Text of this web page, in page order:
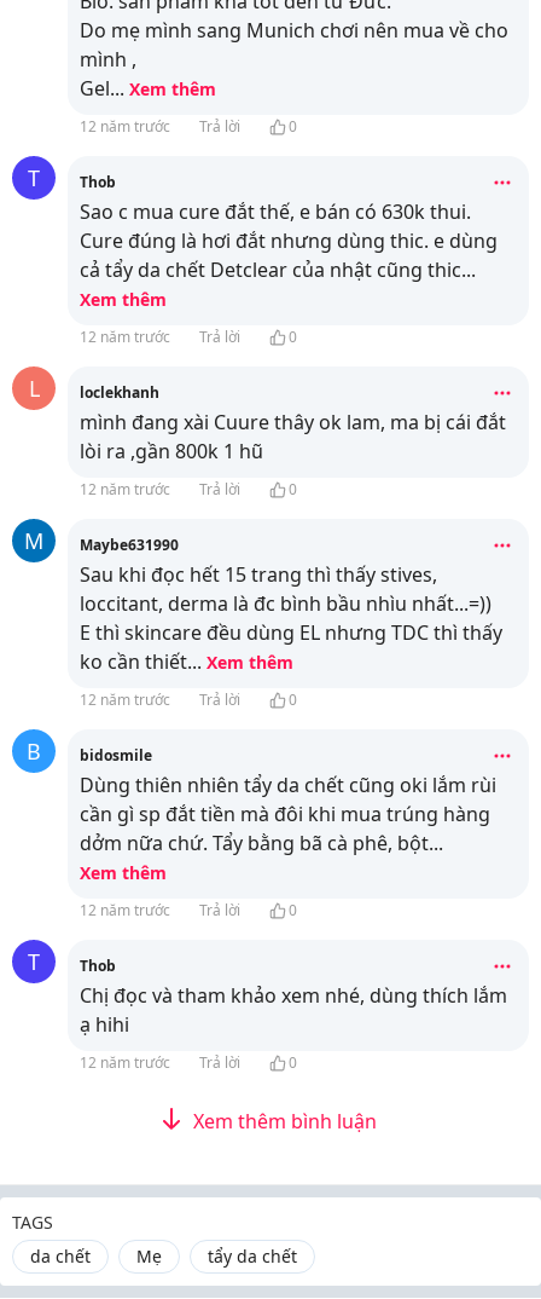
Do mẹ mình sang Munich chơi nên mua về cho
mình ,
Gel... Xem thêm
12 năm trước Trả lời 0
T Thob
Sao c mua cure đắt thế, e bán có 630k thui.
Cure đúng là hơi đắt nhưng dùng thic. e dùng
cả tẩy da chết Detclear của nhật cũng thic...
Xem thêm
12 năm trước Trả lời 0
L loclekhanh
mình đang xài Cuure thây ok lam, ma bị cái đắt
lòi ra ,gần 800k 1 hũ
12 năm trước Trả lời 0
M Maybe631990
Sau khi đọc hết 15 trang thì thấy stives,
loccitant, derma là đc bình bầu nhìu nhất...=))
E thì skincare đều dùng EL nhưng TDC thì thấy
ko cần thiết... Xem thêm
12 năm trước Trả lời 0
B bidosmile
Dùng thiên nhiên tẩy da chết cũng oki lắm rùi
cần gì sp đắt tiền mà đôi khi mua trúng hàng
dởm nữa chứ. Tẩy bằng bã cà phê, bột...
Xem thêm
12 năm trước Trả lời 0
T Thob
Chị đọc và tham khảo xem nhé, dùng thích lắm
ạ hihi
12 năm trước Trả lời 0
Xem thêm bình luận
TAGS
da chết
Mẹ tẩy da chết